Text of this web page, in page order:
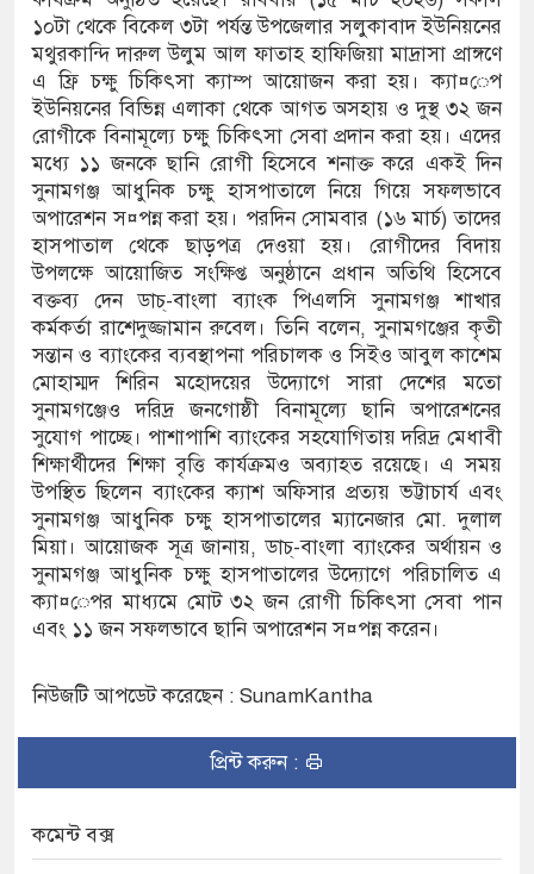
অধরা
প্রধান
শোকের
ও সুষ্ঠু
মামলা
:
: মির্জা
১০টা থেকে বিকেল ৩টা পর্যন্ত উপজেলার সলুকাবাদ ইউনিয়নের
মথুরকান্দি দারুল উলুম আল ফাতাহ হাফিজিয়া মাদ্রাসা প্রাঙ্গণে
এ ফ্রি চক্ষু চিকিৎসা ক্যাম্প আয়োজন করা হয়। ক্যা¤েপ
ইউনিয়নের বিভিন্ন এলাকা থেকে আগত অসহায় ও দুস্থ ৩২ জন
রোগীকে বিনামূল্যে চক্ষু চিকিৎসা সেবা প্রদান করা হয়। এদের
মধ্যে ১১ জনকে ছানি রোগী হিসেবে শনাক্ত করে একই দিন
সুনামগঞ্জ আধুনিক চক্ষু হাসপাতালে নিয়ে গিয়ে সফলভাবে
অপারেশন স¤পন্ন করা হয়। পরদিন সোমবার (১৬ মার্চ) তাদের
হাসপাতাল থেকে ছাড়পত্র দেওয়া হয়। রোগীদের বিদায়
উপলক্ষে আয়োজিত সংক্ষিপ্ত অনুষ্ঠানে প্রধান অতিথি হিসেবে
বক্তব্য দেন ডাচ্-বাংলা ব্যাংক পিএলসি সুনামগঞ্জ শাখার
কর্মকর্তা রাশেদুজ্জামান রুবেল। তিনি বলেন, সুনামগঞ্জের কৃতী
সন্তান ও ব্যাংকের ব্যবস্থাপনা পরিচালক ও সিইও আবুল কাশেম
মোহাম্মদ শিরিন মহোদয়ের উদ্যোগে সারা দেশের মতো
সুনামগঞ্জেও দরিদ্র জনগোষ্ঠী বিনামূল্যে ছানি অপারেশনের
সুযোগ পাচ্ছে। পাশাপাশি ব্যাংকের সহযোগিতায় দরিদ্র মেধাবী
শিক্ষার্থীদের শিক্ষা বৃত্তি কার্যক্রমও অব্যাহত রয়েছে। এ সময়
উপস্থিত ছিলেন ব্যাংকের ক্যাশ অফিসার প্রত্যয় ভট্টাচার্য এবং
সুনামগঞ্জ আধুনিক চক্ষু হাসপাতালের ম্যানেজার মো. দুলাল
মিয়া। আয়োজক সূত্র জানায়, ডাচ্-বাংলা ব্যাংকের অর্থায়ন ও
সুনামগঞ্জ আধুনিক চক্ষু হাসপাতালের উদ্যোগে পরিচালিত এ
ক্যা¤েপর মাধ্যমে মোট ৩২ জন রোগী চিকিৎসা সেবা পান
এবং ১১ জন সফলভাবে ছানি অপারেশন স¤পন্ন করেন।
নিউজটি আপডেট করেছেন : SunamKantha
প্রিন্ট করুন :
কমেন্ট বক্স